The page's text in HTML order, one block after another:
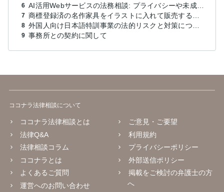
6 AI活用Webサービスの法務相談: プライバシーや未成年対応など
7
8
9 事務所との契約に関して
ココナラ法律相談について
ココナラ法律相談とは
法律Q&A
法律相談コラム
ココナラとは
よくあるご質問
運営へのお問い合わせ
ご意見・ご要望
利用規約
プライバシーポリシー
外部送信ポリシー
掲載をご検討の弁護士の方
へ